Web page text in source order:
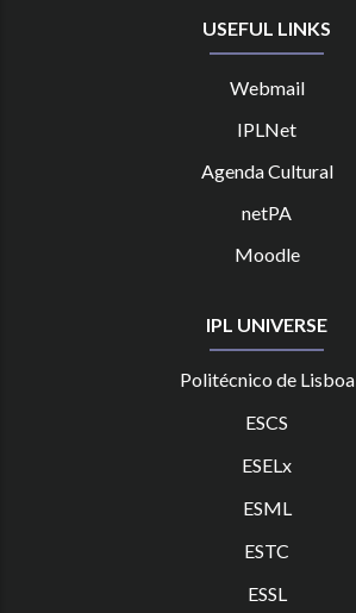
USEFUL LINKS
Webmail
IPLNet
Agenda Cultural
netPA
Moodle
IPL UNIVERSE
Politécnico de Lisboa
ESCS
ESELx
ESML
ESTC
ESSL